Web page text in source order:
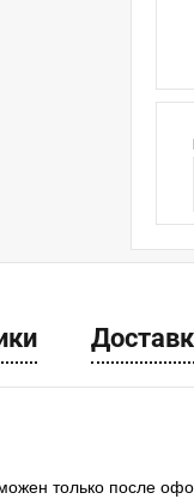
только после